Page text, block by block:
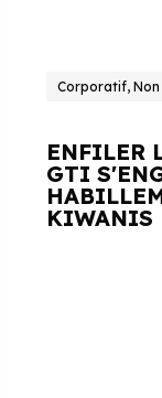
Corporatif, Non
ENFILER
GTI
KIWANIS